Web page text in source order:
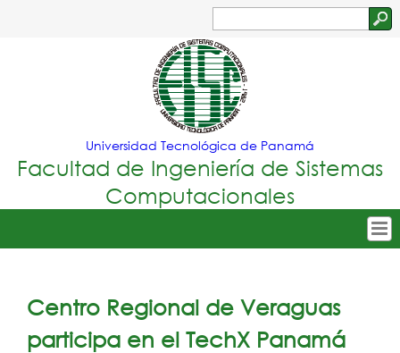
Jump to navigation
Formulario
de
búsqueda
Universidad Tecnológica de Panamá
Facultad de Ingeniería de Sistemas
Computacionales
Menu
Principal
Nuestra Facultad
Oferta Académica
Centro Regional de Veraguas
participa en el TechX Panamá